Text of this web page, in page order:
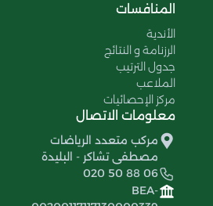
المنافسات
الأندية
الرزنامة و النتائج
جدول الترتيب
الملاعب
مركز الإحصائيات
معلومات الاتصال
مركب متعدد الرياضات
مصطفى تشاكر - البليدة
020 50 88 06
BEA-